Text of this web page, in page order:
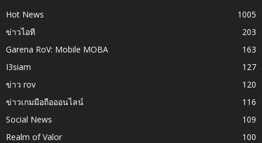
Hot News
1005
ข่าวไอที
203
Garena RoV: Mobile MOBA
163
I3siam
127
ข่าว rov
120
ข่าวเกมมือถือออนไลน์
116
Social News
109
Realm of Valor
100